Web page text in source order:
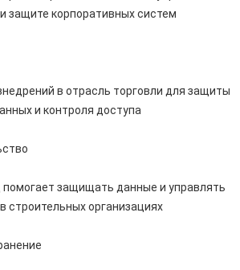
защите корпоративных систем
в отрасль торговли для защиты
и контроля доступа
помогает защищать данные и управлять
строительных организациях